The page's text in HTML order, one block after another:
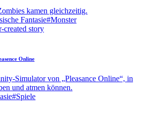
kamen gleichzeitig.
Fantasie#Monster
Online
Simulator von „Pleasance Online“, in
und atmen können.
#Spiele